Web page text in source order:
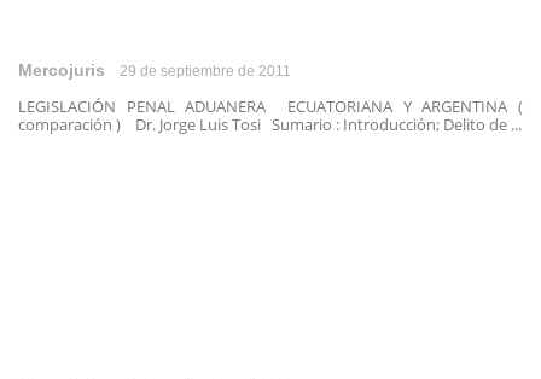
Mercojuris 29 de septiembre de 2011
LEGISLACIÓN PENAL ADUANERA ECUATORIANA Y ARGENTINA (
comparación ) Dr. Jorge Luis Tosi Sumario : Introducción; Delito de ...